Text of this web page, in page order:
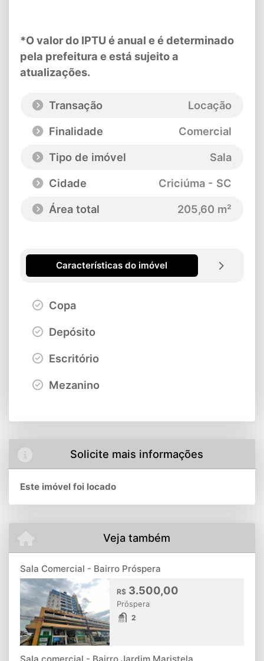
*O valor do IPTU é anual e é determinado
pela prefeitura e está sujeito a
atualizações.
Transação
Locação
Finalidade
Comercial
Tipo de imóvel
Sala
Cidade
Criciúma - SC
Área total
205,60 m²
Características do imóvel
Copa
Depósito
Escritório
Mezanino
Solicite mais informações
Este imóvel foi locado
Veja também
Sala Comercial - Bairro Próspera
R$ 3.500,00
Próspera
2